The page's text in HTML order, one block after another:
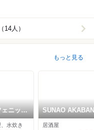
14人）
もっと見る
ニック
水炊き
SUNAO
DINING
居酒屋